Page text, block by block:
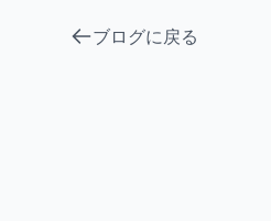
ブログに戻る